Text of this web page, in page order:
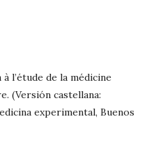
l’étude de la médicine
(Versión castellana:
experimental, Buenos